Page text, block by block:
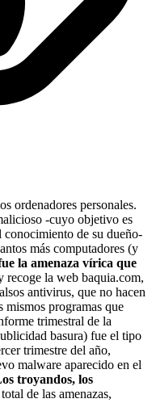
ordenadores personales.
-cuyo objetivo es
de su dueño-
más computadores (y
la amenaza vírica que
recoge la web baquia.com,
antivirus, que no hacen
mismos programas que
trimestral de la
basura) fue el tipo
trimestre del año,
malware aparecido en el
troyandos, los
de las amenazas,